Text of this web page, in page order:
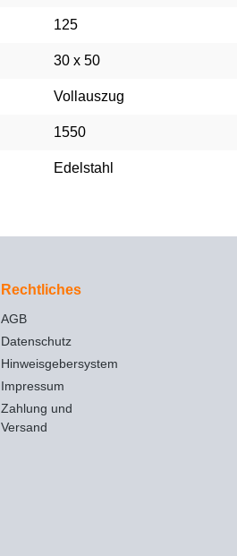
125
30 x 50
Vollauszug
1550
Edelstahl
Rechtliches
AGB
Datenschutz
Hinweisgebersystem
Impressum
Zahlung und
Versand